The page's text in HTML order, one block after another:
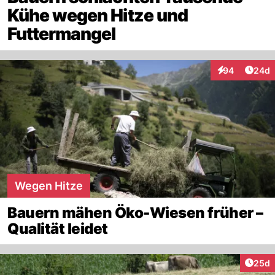
Kühe wegen Hitze und
Futtermangel
94
Interaktionen
24d
Wegen Hitze
Bauern mähen Öko-Wiesen früher –
Qualität leidet
25d